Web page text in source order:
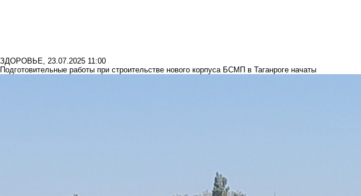
ЗДОРОВЬЕ, 23.07.2025 11:00
Подготовительные работы при строительстве нового корпуса БСМП в Таганроге начаты